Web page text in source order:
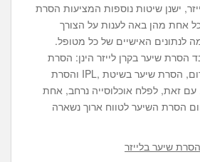
ישנן שיטות נוספות המציעות הסרת
אחת מהן באה לענות על הצורך
לנתונים האישיים של כל מטופל.
הסרת שיער בקרן לייזר הינן: הסרת
שיער בקרן אינפרא אדום, הסרת שיער בשיטת ,IPL והסרת
זאת, לפלח אוכלוסייה נרחב, אחת
הסרת השיער לטווח ארוך נשארה
שיער בלייזר